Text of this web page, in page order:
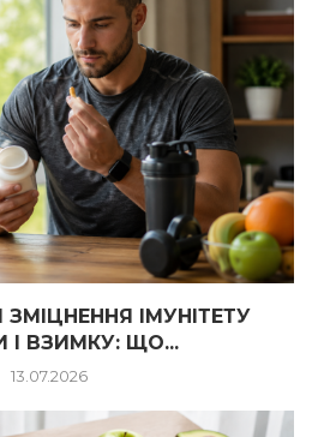
ІМУНІТЕТУ
І ВЗИМКУ: ЩО...
13.07.2026